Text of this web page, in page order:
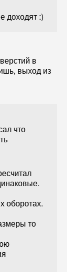
доходят :)
в
выход из
что
оборотах.
то